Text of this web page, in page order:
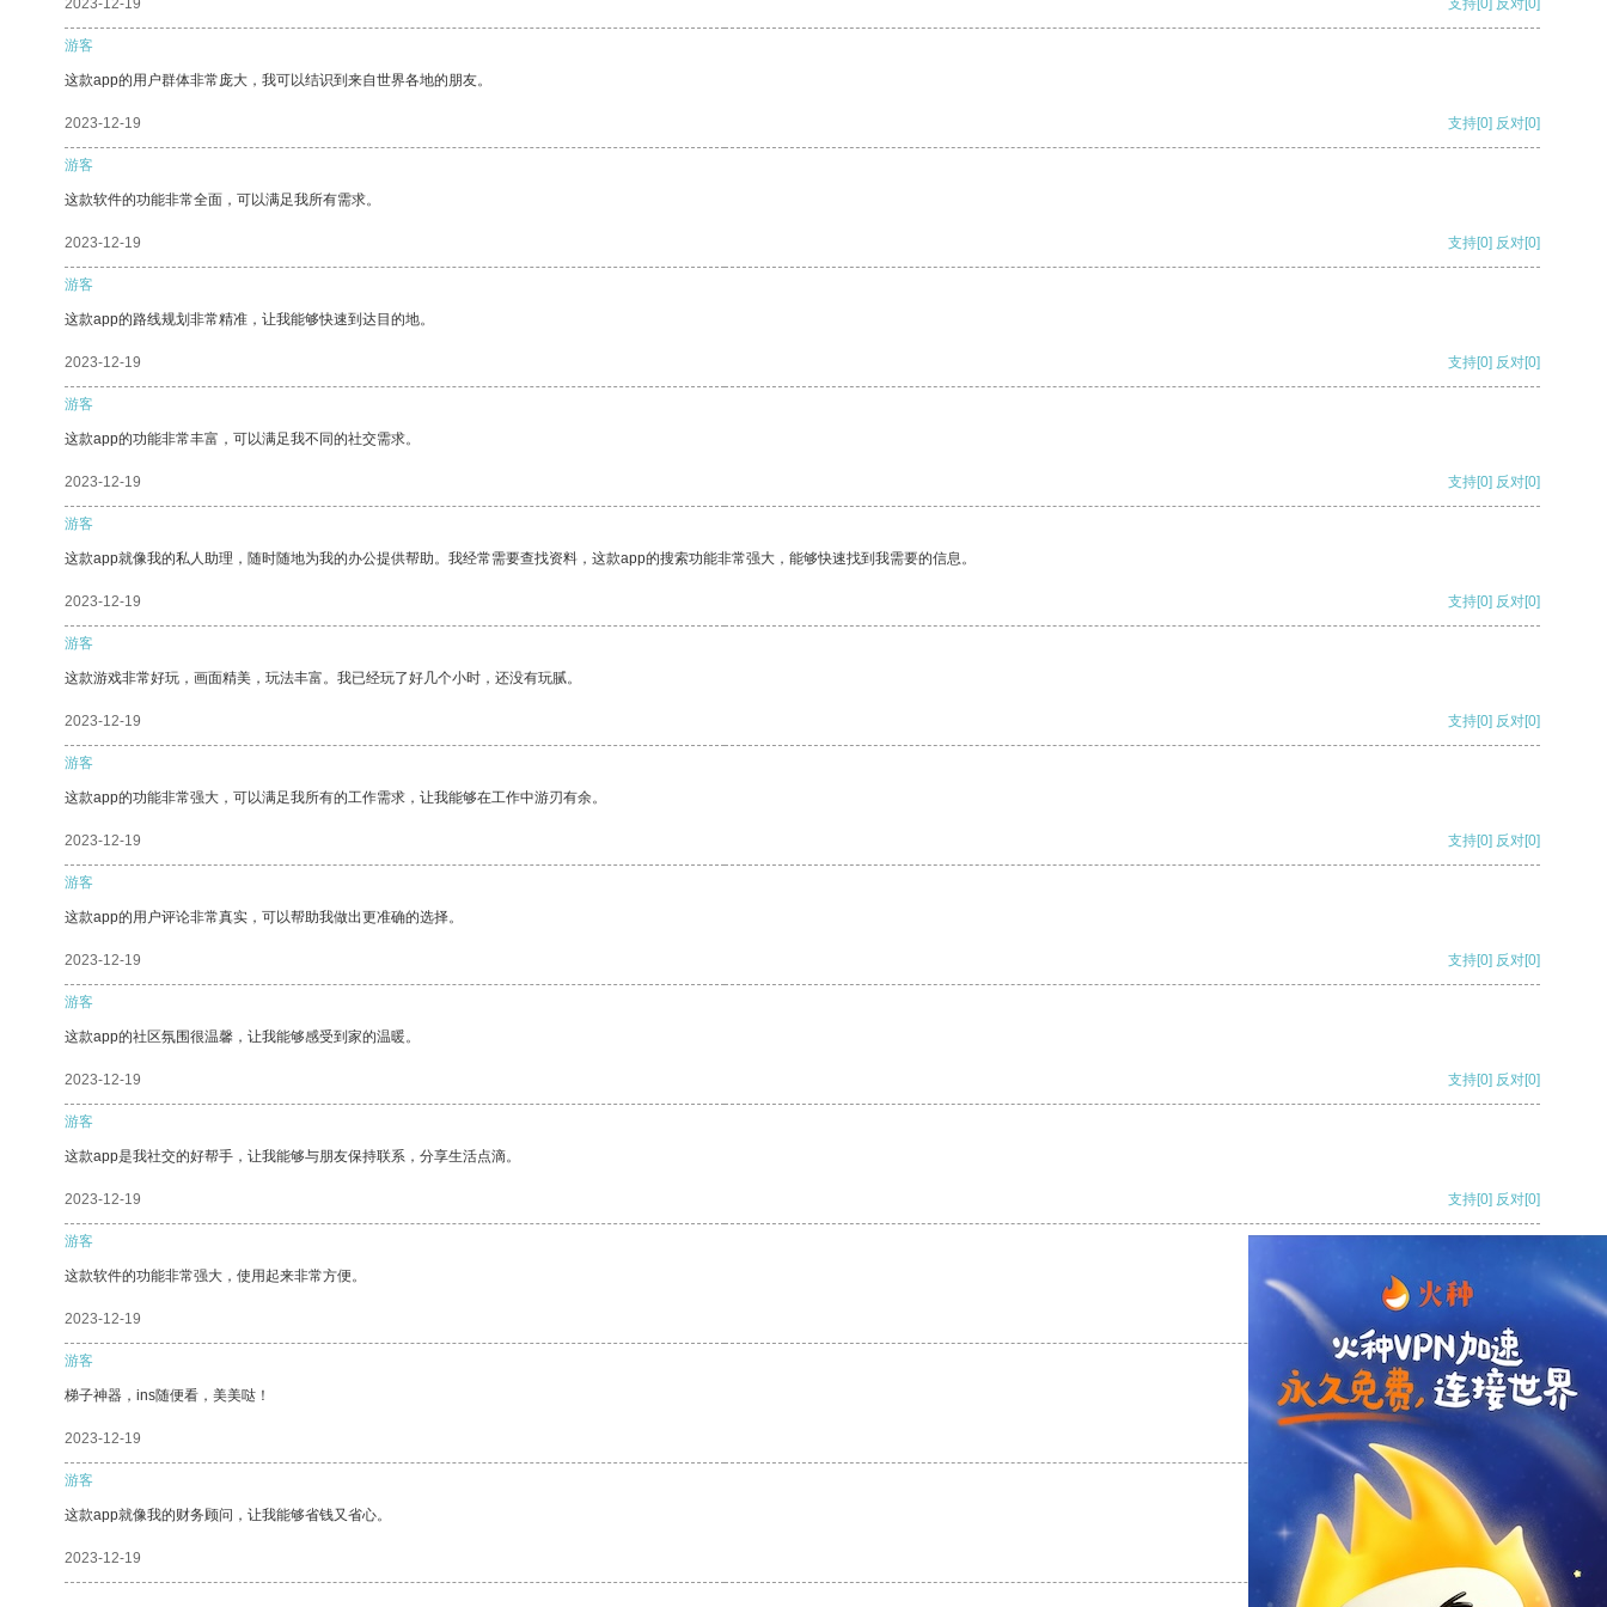
2023-12-19 支持 [0] 反对 [0]
游客
这款app的用户群体非常庞大，我可以结识到来自世界各地的朋友。
2023-12-19 支持[0] 反对[0]
游客
这款软件的功能非常全面，可以满足我所有需求。
2023-12-19 支持[0] 反对[0]
游客
这款app的路线规划非常精准，让我能够快速到达目的地。
2023-12-19 支持[0] 反对[0]
游客
这款app的功能非常丰富，可以满足我不同的社交需求。
2023-12-19 支持[0] 反对[0]
游客
这款app就像我的私人助理，随时随地为我的办公提供帮助。我经常需要查找资料，这款app的搜索功能非常强大，能够快速找到我需要的信息。
2023-12-19 支持[0] 反对[0]
游客
这款游戏非常好玩，画面精美，玩法丰富。我已经玩了好几个小时，还没有玩腻。
2023-12-19 支持[0] 反对[0]
游客
这款app的功能非常强大，可以满足我所有的工作需求，让我能够在工作中游刃有余。
2023-12-19 支持[0] 反对[0]
游客
这款app的用户评论非常真实，可以帮助我做出更准确的选择。
2023-12-19 支持[0] 反对[0]
游客
这款app的社区氛围很温馨，让我能够感受到家的温暖。
2023-12-19 支持[0] 反对[0]
游客
这款app是我社交的好帮手，让我能够与朋友保持联系，分享生活点滴。
2023-12-19 支持[0] 反对[0]
游客
这款软件的功能非常强大，使用起来非常方便。
2023-12-19
游客
梯子神器，ins随便看，美美哒！
2023-12-19 反对
游客
这款app就像我的财务顾问，让我能够省钱又省心。
2023-12-19 反对[0]